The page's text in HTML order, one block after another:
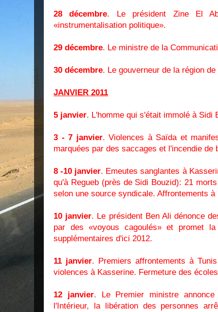
28 décembre. Le président Zine El
«instrumentalisation politique».
29 décembre. Le ministre de la
30 décembre. Le gouverneur de la région
JANVIER 2011
5 janvier. L'homme qui s'était immolé à Sidi
3 - 7 janvier. Violences à Saïda et
marquées par des saccages et l'incendie de
8 -10 janvier. Emeutes sanglantes à
qu'à Regueb (près de Sidi Bouzid): 21
selon une source syndicale. Affrontements
10 janvier. Le président Ben Ali dénonce
par des «voyous cagoulés» et promet
supplémentaires d'ici 2012.
11 janvier. Premiers affrontements à
violences à Kasserine. Fermeture des
12 janvier. Le Premier ministre
l'Intérieur, la libération des personnes